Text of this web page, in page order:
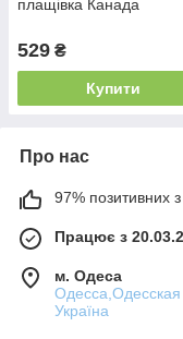
плащівка Канада
529 ₴
Купити
Про нас
97% позитивних з
Працює з
м. Одеса
Україна